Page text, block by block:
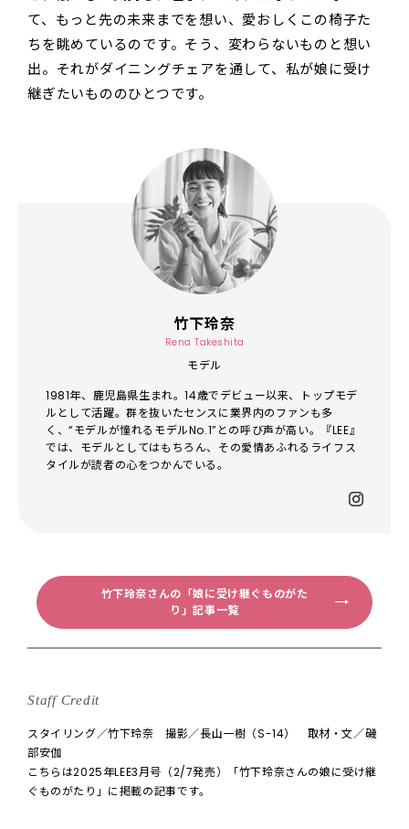
て、もっと先の未来までを想い、愛おしくこの椅子た
ちを眺めているのです。そう、変わらないものと想い
出。それがダイニングチェアを通して、私が娘に受け
継ぎたいもののひとつです。
竹下玲奈
Rena Takeshita
モデル
1981年、鹿児島県生まれ。14歳でデビュー以来、トップモデ
ルとして活躍。群を抜いたセンスに業界内のファンも多
く、“モデルが憧れるモデルNo.1”との呼び声が高い。『LEE』
では、モデルとしてはもちろん、その愛情あふれるライフス
タイルが読者の心をつかんでいる。
竹下玲奈さんの「娘に受け継ぐものがた
り」記事一覧
Staff Credit
スタイリング／竹下玲奈 撮影／長山一樹（S-14） 取材・文／磯
部安伽
こちらは2025年LEE3月号（2/7発売）「竹下玲奈さんの娘に受け継
ぐものがたり」に掲載の記事です。